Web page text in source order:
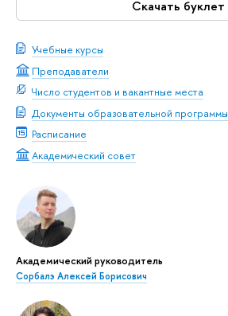
Скачать буклет
Учебные курсы
Преподаватели
Число студентов и вакантные места
Документы образовательной программы
Расписание
Академический совет
Академический руководитель
Сорбалэ Алексей Борисович